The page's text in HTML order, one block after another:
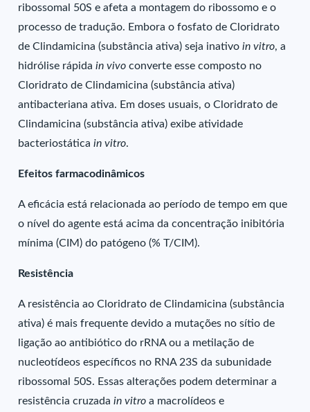
ribossomal 50S e afeta a montagem do ribossomo e o
processo de tradução. Embora o fosfato de Cloridrato
de Clindamicina (substância ativa) seja inativoin vitro, a
hidrólise rápidain vivo converte esse composto no
Cloridrato de Clindamicina (substância ativa)
antibacteriana ativa. Em doses usuais, o Cloridrato de
Clindamicina (substância ativa) exibe atividade
bacteriostática in vitro.
Efeitos farmacodinâmicos
A eficácia está relacionada ao período de tempo em que
o nível do agente está acima da concentração inibitória
mínima (CIM) do patógeno (% T/CIM).
Resistência
A resistência ao Cloridrato de Clindamicina (substância
ativa) é mais frequente devido a mutações no sítio de
ligação ao antibiótico do rRNA ou a metilação de
nucleotídeos específicos no RNA 23S da subunidade
ribossomal 50S. Essas alterações podem determinar a
resistência cruzadain vitro a macrolídeos e